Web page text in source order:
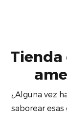
Tienda
¿Alguna vez
saborear esas